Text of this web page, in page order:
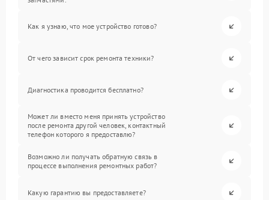
Как я узнаю, что мое устройство готово?
От чего зависит срок ремонта техники?
Диагностика проводится бесплатно?
Может ли вместо меня принять устройство
после ремонта другой человек, контактный
телефон которого я предоставлю?
Возможно ли получать обратную связь в
процессе выполнения ремонтных работ?
Какую гарантию вы предоставляете?